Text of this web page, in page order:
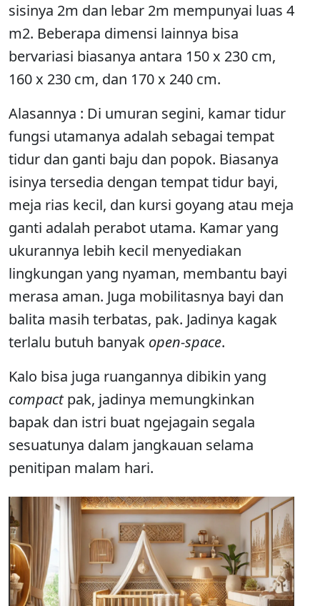
sisinya 2m dan lebar 2m mempunyai luas 4
m2. Beberapa dimensi lainnya bisa
bervariasi biasanya antara 150 x 230 cm,
160 x 230 cm, dan 170 x 240 cm.
Alasannya : Di umuran segini, kamar tidur
fungsi utamanya adalah sebagai tempat
tidur dan ganti baju dan popok. Biasanya
isinya tersedia dengan tempat tidur bayi,
meja rias kecil, dan kursi goyang atau meja
ganti adalah perabot utama. Kamar yang
ukurannya lebih kecil menyediakan
lingkungan yang nyaman, membantu bayi
merasa aman. Juga mobilitasnya bayi dan
balita masih terbatas, pak. Jadinya kagak
terlalu butuh banyak open-space.
Kalo bisa juga ruangannya dibikin yang
compactpak, jadinya memungkinkan
bapak dan istri buat ngejagain segala
sesuatunya dalam jangkauan selama
penitipan malam hari.